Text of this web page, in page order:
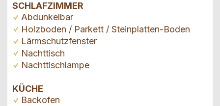
SCHLAFZIMMER
Abdunkelbar
Holzboden / Parkett / Steinplatten-Boden
Lärmschutzfenster
Nachttisch
Nachttischlampe
KÜCHE
Backofen